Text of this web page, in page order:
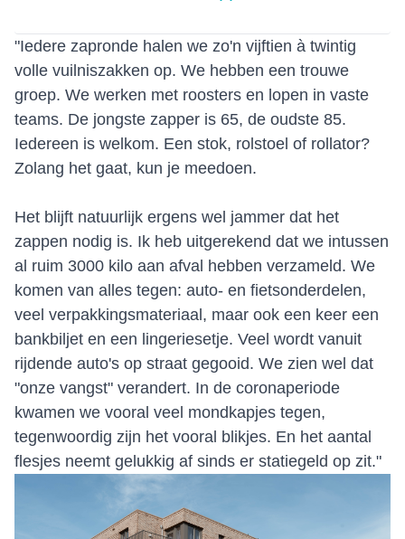
"Iedere zapronde halen we zo'n vijftien à twintig
volle vuilniszakken op. We hebben een trouwe
groep. We werken met roosters en lopen in vaste
teams. De jongste zapper is 65, de oudste 85.
Iedereen is welkom. Een stok, rolstoel of rollator?
Zolang het gaat, kun je meedoen.
Het blijft natuurlijk ergens wel jammer dat het
zappen nodig is. Ik heb uitgerekend dat we intussen
al ruim 3000 kilo aan afval hebben verzameld. We
komen van alles tegen: auto- en fietsonderdelen,
veel verpakkingsmateriaal, maar ook een keer een
bankbiljet en een lingeriesetje. Veel wordt vanuit
rijdende auto's op straat gegooid. We zien wel dat
"onze vangst" verandert. In de coronaperiode
kwamen we vooral veel mondkapjes tegen,
tegenwoordig zijn het vooral blikjes. En het aantal
flesjes neemt gelukkig af sinds er statiegeld op zit."